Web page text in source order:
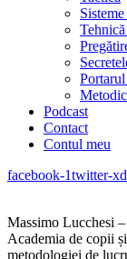
Podcast
Contact
Contul meu
facebook-1twitter-x
Massimo Lucchesi
Academia de copii
metodologiei de